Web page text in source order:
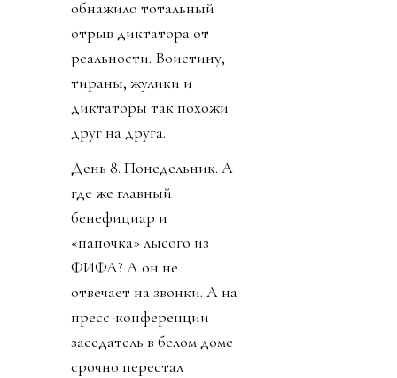
обнажило тотальный
отрыв диктатора от
реальности. Воистину,
тираны, жулики и
диктаторы так похожи
друг на друга.
День 8. Понедельник. А
где же главный
бенефициар и
«папочка» лысого из
ФИФА? А он не
отвечает на звонки. А на
пресс-конференции
заседатель в белом доме
срочно перестал